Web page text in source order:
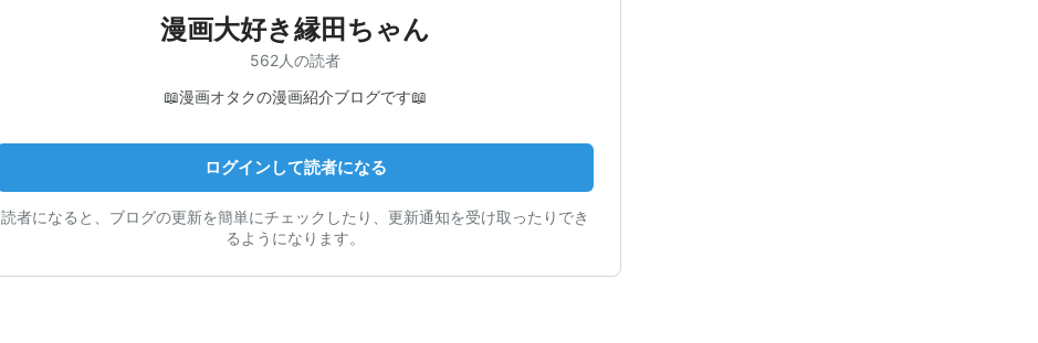
漫画大好き縁田ちゃん
562人の読者
📖漫画オタクの漫画紹介ブログです📖
ログインして読者になる
読者になると、ブログの更新を簡単にチェックしたり、更新通知を受け取ったりでき
るようになります。